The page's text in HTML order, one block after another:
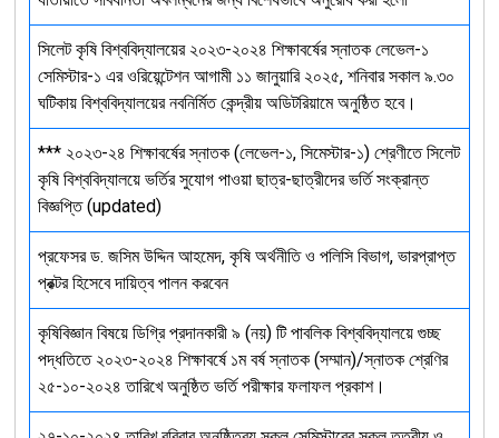
সিলেট কৃষি বিশ্ববিদ্যালয়ের ২০২৩-২০২৪ শিক্ষাবর্ষের স্নাতক লেভেল-১
সেমিস্টার-১ এর ওরিয়েন্টেশন আগামী ১১ জানুয়ারি ২০২৫, শনিবার সকাল ৯.৩০
ঘটিকায় বিশ্ববিদ্যালয়ের নবনির্মিত কেন্দ্রীয় অডিটরিয়ামে অনুষ্ঠিত হবে।
*** ২০২৩-২৪ শিক্ষাবর্ষের স্নাতক (লেভেল-১, সিমেস্টার-১) শ্রেণীতে সিলেট
কৃষি বিশ্ববিদ্যালয়ে ভর্তির সুযোগ পাওয়া ছাত্র-ছাত্রীদের ভর্তি সংক্রান্ত
বিজ্ঞপ্তি (updated)
প্রফেসর ড. জসিম উদ্দিন আহমেদ, কৃষি অর্থনীতি ও পলিসি বিভাগ, ভারপ্রাপ্ত
প্রক্টর হিসেবে দায়িত্ব পালন করবেন
কৃষিবিজ্ঞান বিষয়ে ডিগ্রি প্রদানকারী ৯ (নয়) টি পাবলিক বিশ্ববিদ্যালয়ে গুচ্ছ
পদ্ধতিতে ২০২৩-২০২৪ শিক্ষাবর্ষে ১ম বর্ষ স্নাতক (সম্মান)/স্নাতক শ্রেণির
২৫-১০-২০২৪ তারিখে অনুষ্ঠিত ভর্তি পরীক্ষার ফলাফল প্রকাশ।